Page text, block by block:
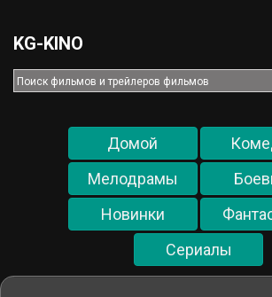
KG-KINO
Домой
Мелодрамы
Новинки
Cериалы